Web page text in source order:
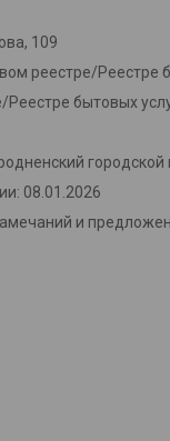
109
реестре/Реестре
бытовых
08.01.2026
и